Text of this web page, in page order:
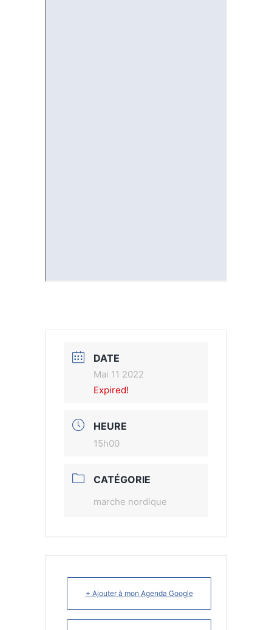
DATE
Mai 11 2022
Expired!
HEURE
15h00
CATÉGORIE
marche nordique
+ Ajouter à mon Agenda Google